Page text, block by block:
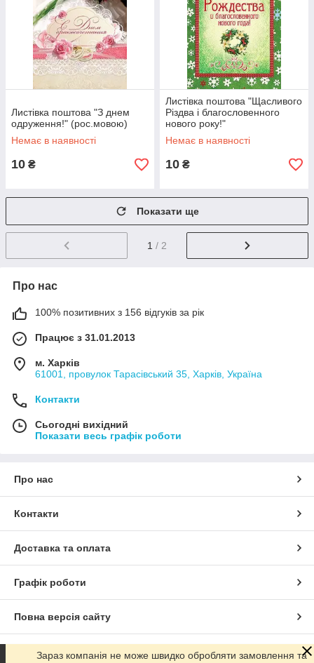
Листівка поштова "З днем
одруження!" (рос.мовою)
Немає в наявності
10 ₴
Листівка поштова "Щасливого
Різдва і благословенного
нового року!"
Немає в наявності
10 ₴
Показати ще
1 / 2
Про нас
100% позитивних з 156 відгуків за рік
Працює з 31.01.2013
м. Харків
61001, провулок Тарасівський 35, Харків, Україна
Контакти
Сьогодні вихідний
Показати весь графік роботи
Про нас
Контакти
Доставка та оплата
Графік роботи
Повна версія сайту
Сайт створено на маркетплейсі Prom.ua
Зараз компанія не може швидко обробляти замовлення та